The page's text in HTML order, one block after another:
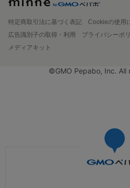
特定商取引法に基づく表記
Cookieの使用
広告識別子の取得・利用
プライバシーポ
メディアキット
©GMO Pepabo, Inc. All